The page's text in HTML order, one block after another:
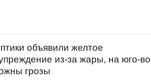
объявили желтое
из-за жары, на юго-
грозы